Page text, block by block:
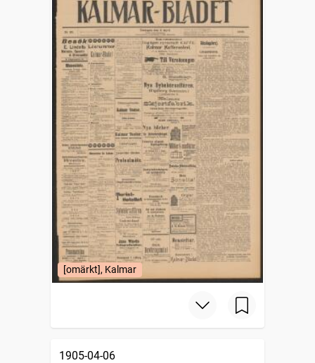
[omärkt], Kalmar
1905-04-06